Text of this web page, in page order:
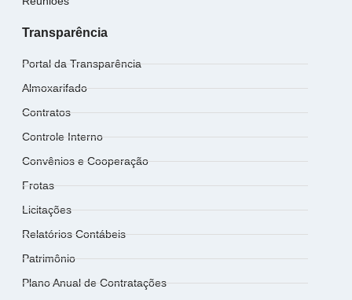
Transparência
Portal da Transparência
Almoxarifado
Contratos
Controle Interno
Convênios e Cooperação
Frotas
Licitações
Relatórios Contábeis
Patrimônio
Plano Anual de Contratações